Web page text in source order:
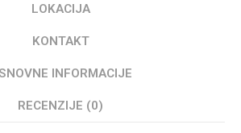
LOKACIJA
KONTAKT
INFORMACIJE
RECENZIJE (0)